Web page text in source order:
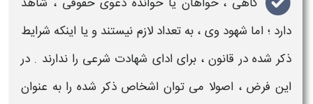
دارد ؛ اما شهودوی ، به تعداد لازم نیستند و یا اینکه شرایط
ذکر شده در قانون ، برای ادای شهادت شرعی را ندارند . در
این فرض ، اصولا می توان اشخاص ذکر شده را به عنوان